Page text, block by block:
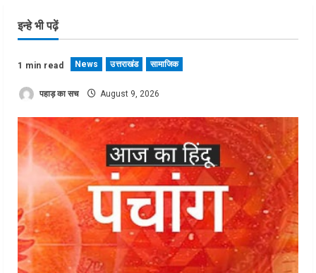
इन्हे भी पढ़ें
1 min read News उत्तराखंड सामाजिक
पहाड़ का सच August 9, 2026